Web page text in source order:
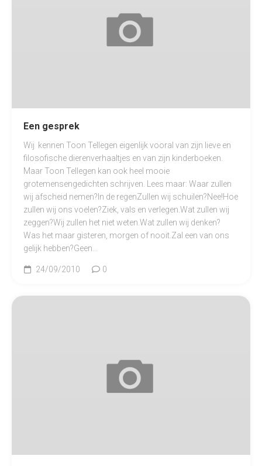
Een gesprek
Wij kennen Toon Tellegen eigenlijk vooral van zijn lieve en
filosofische dierenverhaaltjes en van zijn kinderboeken.
Maar Toon Tellegen kan ook heel mooie
grotemensengedichten schrijven. Lees maar: Waar zullen
wij afscheid nemen?In de regenZullen wij schuilen?Nee!Hoe
zullen wij ons voelen?Ziek, vals en verlegen.Wat zullen wij
zeggen?Wij zullen het niet weten.Wat zullen wij denken?
Was het maar gisteren, morgen of nooit.Zal een van ons
gelijk hebben?Geen...
24/09/2010 0